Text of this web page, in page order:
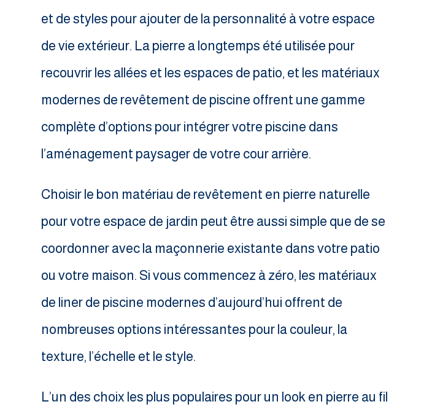
et de styles pour ajouter de la personnalité à votre espace
de vie extérieur. La pierre a longtemps été utilisée pour
recouvrir les allées et les espaces de patio, et les matériaux
modernes de revêtement de piscine offrent une gamme
complète d’options pour intégrer votre piscine dans
l’aménagement paysager de votre cour arrière.
Choisir le bon matériau de revêtement en pierre naturelle
pour votre espace de jardin peut être aussi simple que de se
coordonner avec la maçonnerie existante dans votre patio
ou votre maison. Si vous commencez à zéro, les matériaux
de liner de piscine modernes d’aujourd’hui offrent de
nombreuses options intéressantes pour la couleur, la
texture, l’échelle et le style.
L’un des choix les plus populaires pour un look en pierre au fil